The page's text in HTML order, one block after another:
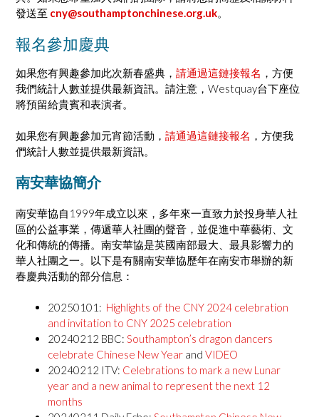
發送至 cny@southamptonchinese.org.uk。
報名參加慶典
如果您有興趣參加此次新春盛典， 請通過這鏈接報名 ，方便
我們統計人數並提供最新資訊。請注意，Westquay台下座位
將預留給貴賓和表演者。
如果您有興趣參加元宵節活動， 請通過這鏈接報名 ，方便我
們統計人數並提供最新資訊。
南安華協簡介
南安華協自1999年成立以來，多年來一直致力於投身華人社
區的公益事業，傳遞華人社團的聲音，並促進中華藝術、文
化和傳統的傳播。南安華協是英國南部最大、最具影響力的
華人社團之一。以下是有關南安華協歷年在南安市舉辦的新
春慶典活動的部分信息：
20250101: Highlights of the CNY 2024 celebration
and invitation to CNY 2025 celebration
20240212 BBC: Southampton’s dragon dancers
celebrate Chinese New Year and VIDEO
20240212 ITV: Celebrations to mark a new Lunar
year and a new animal to represent the next 12
months